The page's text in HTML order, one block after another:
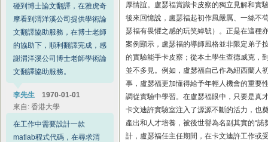
知道怎麼解決；在渭洋溪統計
公司博士老師的幫助下，順利
跑出結果，讓我克服困難，對
渭洋溪統計公司博士老師的輔
導和幫助表示感謝。
史小姐
1970‑01‑01
來自: 高雄
Fuzzy delphi問卷的資料統計
分析讓我很是頭疼，不知道怎
麼辦，束手無策；在雅虎奇摩
厚情誼。盧瑟福賞識卡皮察的獨立見解和實
後來回憶說，盧瑟福起初作風嚴厲、一絲不
瑟福有畏懼之感的玩笑綽號）。正是在這
案例顯示，盧瑟福的導師風格並非限定弟子
的實驗能手卡皮察；從本土學生查德威克，
並不多見。例如，盧瑟福自己作為紐西蘭人
事，盧瑟福更加懂得給予年輕人機會的重要
調從實驗中學習。在盧瑟福眼中，只要是真
卡文迪許實驗室注入了源源不斷的活力，也
產出和人才培養，被後世譽為名副其實的“
計，盧瑟福任主任期間，在卡文迪許工作或